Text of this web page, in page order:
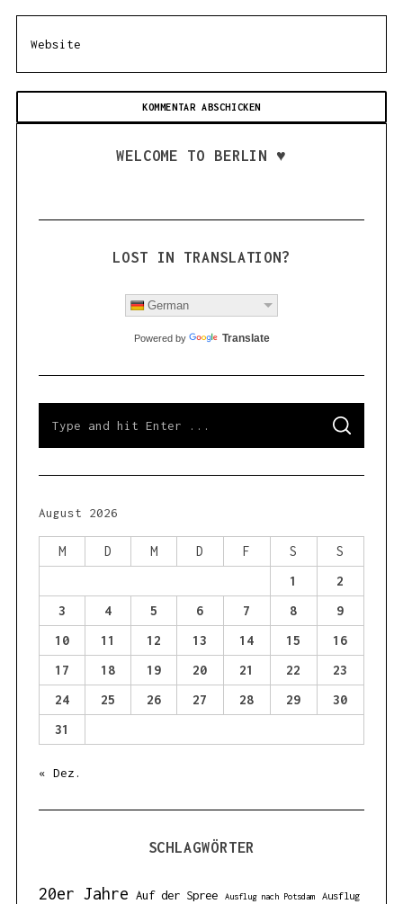
WELCOME TO BERLIN ♥
LOST IN TRANSLATION?
German
Powered by Translate
a
h
r
S
A
C
August 2026
M D M D F S
S
1
2
3
4 5 6 7 8
9
10
11 12 13 14 15
16
17
18 19 20 21 22
23
24
25 26 27 28 29
30
31
« Dez.
SCHLAGWÖRTER
20er Jahre Auf der Spree Ausflug nach Potsdam
Ausflug